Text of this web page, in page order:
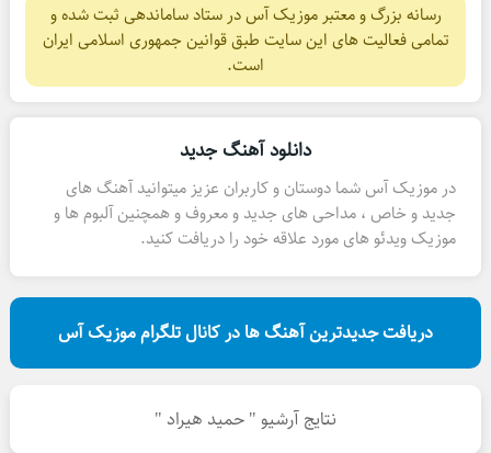
رسانه بزرگ و معتبر موزیک آس در ستاد ساماندهی ثبت شده و
تمامی فعالیت های این سایت طبق قوانین جمهوری اسلامی ایران
است.
دانلود آهنگ جدید
در موزیک آس شما دوستان و کاربران عزیز میتوانید آهنگ های
جدید و خاص ، مداحی های جدید و معروف و همچنین آلبوم ها و
موزیک ویدئو های مورد علاقه خود را دریافت کنید.
دریافت جدیدترین آهنگ ها در کانال تلگرام موزیک آس
نتایج آرشیو " حمید هیراد "